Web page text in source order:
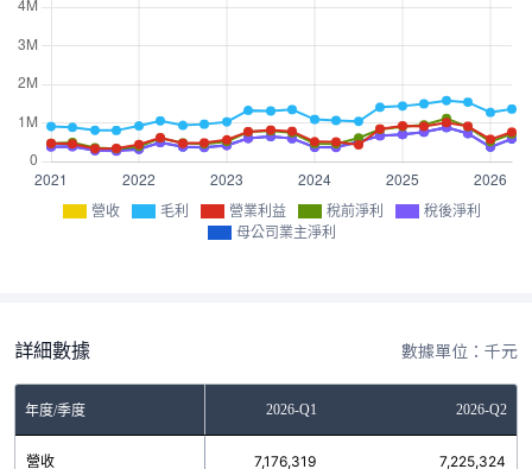
營收 毛利 營業利益 稅前淨利
稅後淨利
母公司業主淨利
詳細數據 數據單位：千元
年度/季度2025-Q4 2026-Q1 2026-Q2
營收 7,176,319 7,225,324